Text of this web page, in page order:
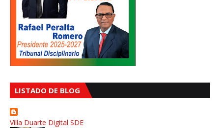
LISTADO DE BLOG
Villa Duarte Digital SDE